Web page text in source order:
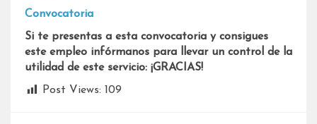
Convocatoria
Si te presentas a esta convocatoria y consigues
este empleo infórmanos para llevar un control de la
utilidad de este servicio: ¡GRACIAS!
Post Views: 109